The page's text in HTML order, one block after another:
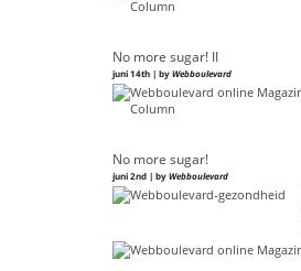
No more sugar! II
juni 14th | byWebboulevard
No more sugar!
juni 2nd | byWebboulevard